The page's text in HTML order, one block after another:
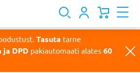
Tasuta tarne
ja DPD pakiautomaati alates 60